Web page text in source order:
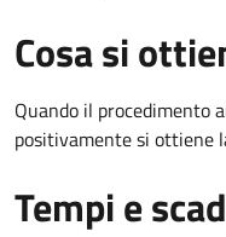
Cosa si
Quando il procedimento
positivamente si ottiene
Tempi e